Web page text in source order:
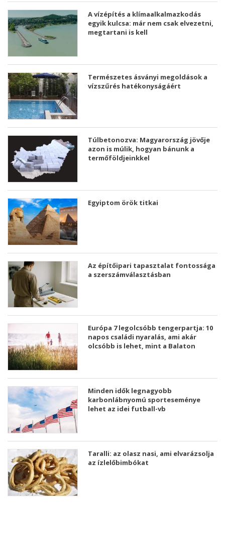
A vízépítés a klímaalkalmazkodás
egyik kulcsa: már nem csak elvezetni,
megtartani is kell
Természetes ásványi megoldások a
vízszűrés hatékonyságáért
Túlbetonozva: Magyarország jövője
azon is múlik, hogyan bánunk a
termőföldjeinkkel
Egyiptom örök titkai
Az építőipari tapasztalat fontossága
a szerszámválasztásban
Európa 7 legolcsóbb tengerpartja: 10
napos családi nyaralás, ami akár
olcsóbb is lehet, mint a Balaton
Minden idők legnagyobb
karbonlábnyomú sporteseménye
lehet az idei futball-vb
Taralli: az olasz nasi, ami elvarázsolja
az ízlelőbimbókat